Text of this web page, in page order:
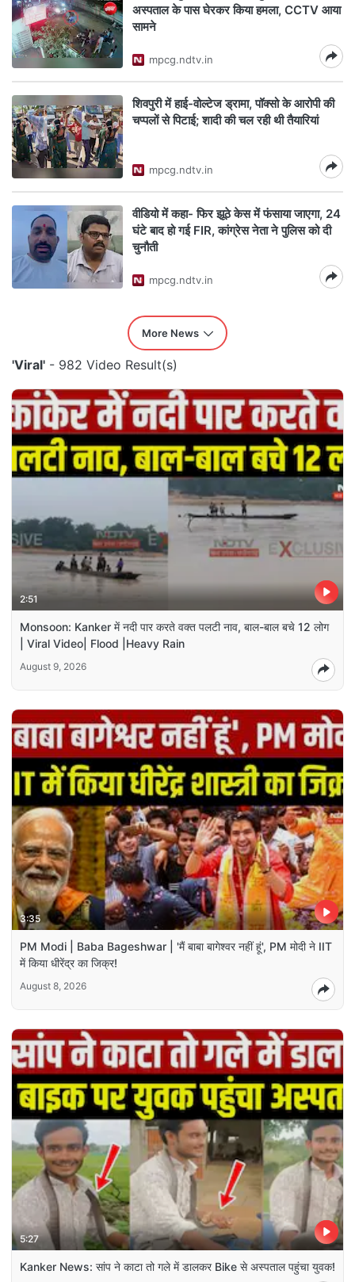
अस्पताल के पास घेरकर किया हमला, CCTV आया
सामने
mpcg.ndtv.in
शिवपुरी में हाई-वोल्टेज ड्रामा, पॉक्सो के आरोपी की
चप्पलों से पिटाई; शादी की चल रही थी तैयारियां
mpcg.ndtv.in
वीडियो में कहा- फिर झूठे केस में फंसाया जाएगा, 24
घंटे बाद हो गई FIR, कांग्रेस नेता ने पुलिस को दी
चुनौती
mpcg.ndtv.in
More News
'Viral' - 982 Video Result(s)
2:51
Monsoon: Kanker में नदी पार करते वक्त पलटी नाव, बाल-बाल बचे 12 लोग
| Viral Video| Flood |Heavy Rain
August 9, 2026
3:35
PM Modi | Baba Bageshwar | 'मैं बाबा बागेश्वर नहीं हूं', PM मोदी ने IIT
में किया धीरेंद्र का जिक्र!
August 8, 2026
5:27
Kanker News: सांप ने काटा तो गले में डालकर Bike से अस्पताल पहुंचा युवक!